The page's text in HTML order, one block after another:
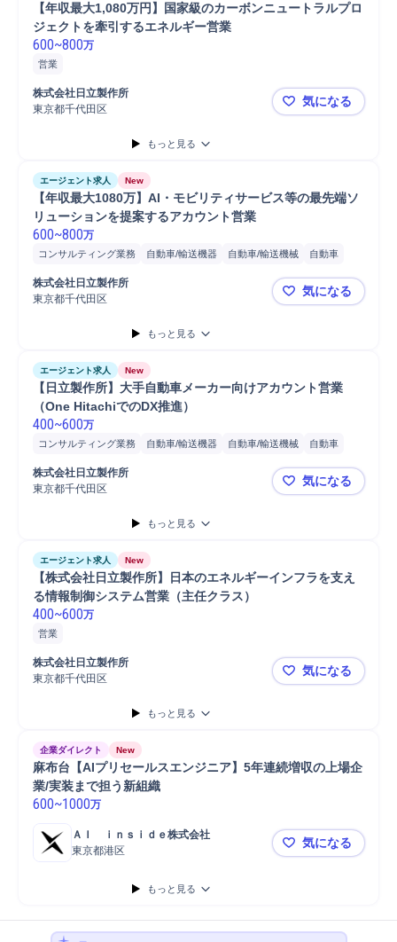
【年収最大1,080万円】国家級のカーボンニュートラルプロ
ジェクトを牽引するエネルギー営業
600~800万
営業
株式会社日立製作所
東京都千代田区
【年収最大
気になる
もっと見る
エージェント求人 New
【年収最大1080万】AI・モビリティサービス等の最先端ソ
リューションを提案するアカウント営業
600~800万
コンサルティング業務 自動車/輸送機器 自動車/輸送機械
自動車
営業
コンサルタント
株式会社日立製作所
東京都千代田区
【年収最大
気になる
もっと見る
エージェント求人 New
【日立製作所】大手自動車メーカー向けアカウント営業
（One HitachiでのDX推進）
400~600万
コンサルティング業務 自動車/輸送機器 自動車/輸送機械
自動車
営業
分析 コンサルタント
株式会社日立製作所
東京都千代田区
【日立製作
気になる
もっと見る
エージェント求人 New
【株式会社日立製作所】日本のエネルギーインフラを支え
る情報制御システム営業（主任クラス）
400~600万
営業
株式会社日立製作所
東京都千代田区
【株式会社
気になる
もっと見る
企業ダイレクト New
麻布台【AIプリセールスエンジニア】5年連続増収の上場企
業/実装まで担う新組織
600~1000万
ＡＩ　ｉｎｓｉｄｅ株式会社
東京都港区
麻布台【AI
気になる
もっと見る